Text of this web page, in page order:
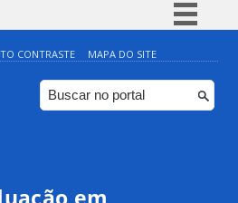
Simplifique!
Comunica BR
Participe
Canais
CONTRASTE MAPA DO SITE